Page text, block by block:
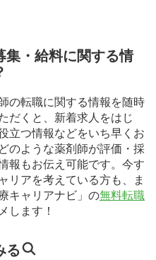
・給料に関する情
の転職に関する情報を随時
だくと、新着求人をはじ
立つ情報などをいち早くお
のような薬剤師が評価・採
報もお伝え可能です。今す
リアを考えている方も、ま
キャリアナビ」の無料転職
します！
る